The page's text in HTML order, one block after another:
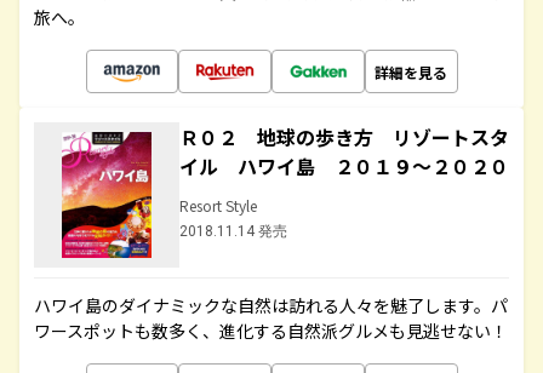
旅へ。
詳細を見る
Ｒ０２ 地球の歩き方 リゾートスタ
イル ハワイ島 ２０１９～２０２０
Resort Style
2018.11.14 発売
ハワイ島のダイナミックな自然は訪れる人々を魅了します。パ
ワースポットも数多く、進化する自然派グルメも見逃せない！